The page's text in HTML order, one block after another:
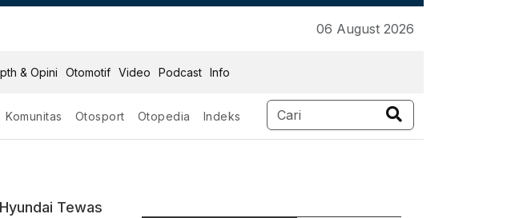
06 August 2026
& Opini Otomotif Video Podcast Info
Komunitas Otosport Otopedia Indeks
Tewas